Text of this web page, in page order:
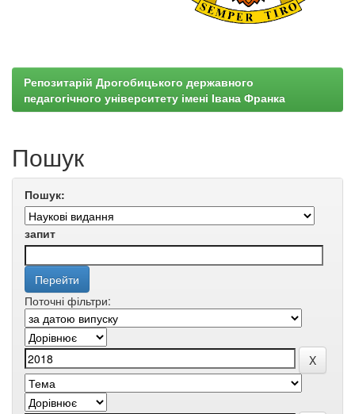
Репозитарій Дрогобицького державного
педагогічного університету імені Івана Франка
Пошук
Пошук:
запит
Поточні фільтри: